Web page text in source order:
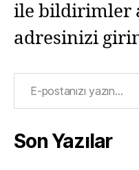
ile bildirimler
adresinizi
E-postanızı yazın…
Son Yazılar